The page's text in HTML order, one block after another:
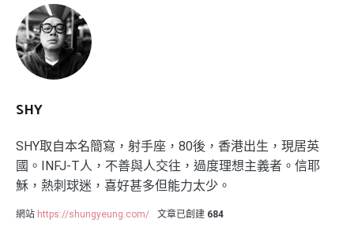
SHY
SHY取自本名簡寫，射手座，80後，香港出生，現居英
國。INFJ-T人，不善與人交往，過度理想主義者。信耶
穌，熱刺球迷，喜好甚多但能力太少。
網站 https://shungyeung.com/ 文章已創建 684